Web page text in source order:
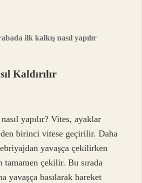
ilk kalkış nasıl yapılır
Kaldırılır
yapılır? Vites, ayaklar
birinci vitese geçirilir. Daha
yavaşça çekilirken
tamamen çekilir. Bu sırada
yavaşça basılarak hareket